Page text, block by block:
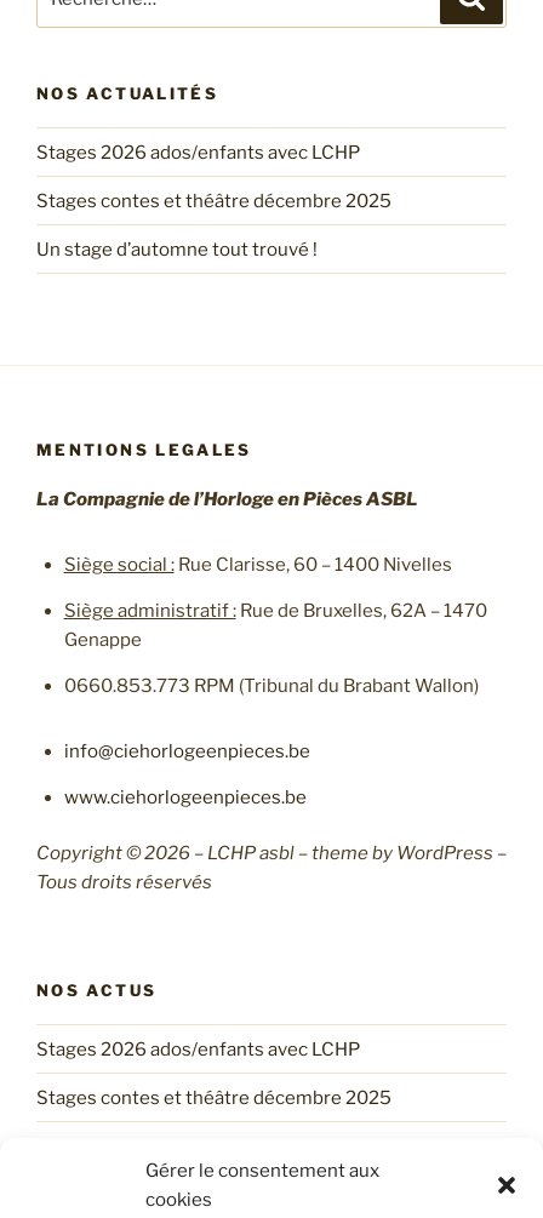
Gérer le consentement aux
cookies
pour
NOS ACTUALITÉS
Stages 2026 ados/enfants avec LCHP
Stages contes et théâtre décembre 2025
Un stage d’automne tout trouvé !
MENTIONS LEGALES
La Compagnie de l’Horloge en Pièces ASBL
Siège social :Rue Clarisse, 60 – 1400 Nivelles
Siège administratif :Rue de Bruxelles, 62A – 1470
Genappe
0660.853.773 RPM (Tribunal du Brabant Wallon)
info@ciehorlogeenpieces.be
www.ciehorlogeenpieces.be
Copyright © 2026 – LCHP asbl – theme by WordPress –
Tous droits réservés
NOS ACTUS
Stages 2026 ados/enfants avec LCHP
Stages contes et théâtre décembre 2025
Trouve ton Stage d’ÉTÉ avec LCHP !